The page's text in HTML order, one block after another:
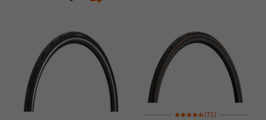
Bewertungen: 4,5 von 5
(71)